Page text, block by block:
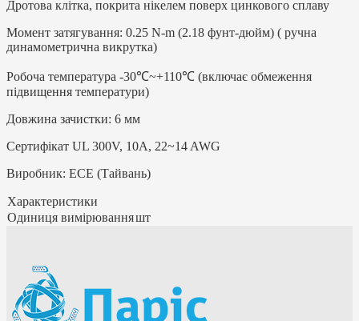
Дротова клітка, покрита нікелем поверх цинкового сплаву
Момент затягування: 0.25 N-m (2.18 фунт-дюйм) ( ручна
динамометрична викрутка)
Робоча температура -30℃~+110℃ (включає обмеження
підвищення температури)
Довжина зачистки: 6 мм
Сертифікат UL 300V, 10A, 22~14 AWG
Виробник: ЕСЕ (Тайвань)
Характеристики
Одиниця вимірюванняшт